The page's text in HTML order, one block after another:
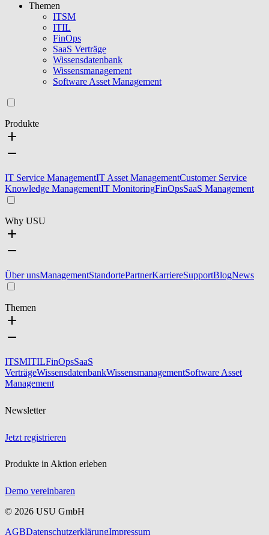
Themen
ITSM
ITIL
FinOps
SaaS Verträge
Wissensdatenbank
Wissensmanagement
Software Asset Management
Produkte
IT Service ManagementIT Asset ManagementCustomer Service
Knowledge ManagementIT MonitoringFinOpsSaaS Management
Why USU
Über unsManagementStandortePartnerKarriereSupportBlogNews
Themen
ITSMITILFinOpsSaaS
VerträgeWissensdatenbankWissensmanagementSoftware Asset
Management
Newsletter
Jetzt registrieren
Produkte in Aktion erleben
Demo vereinbaren
© 2026 USU GmbH
AGBDatenschutzerklärungImpressum